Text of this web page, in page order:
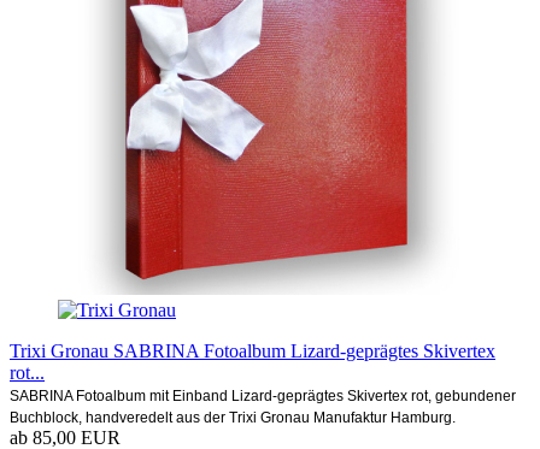
Trixi Gronau SABRINA Fotoalbum Lizard-geprägtes Skivertex
rot...
SABRINA Fotoalbum mit Einband Lizard-geprägtes Skivertex rot, gebundener
Buchblock, handveredelt aus der Trixi Gronau Manufaktur Hamburg.
ab 85,00 EUR